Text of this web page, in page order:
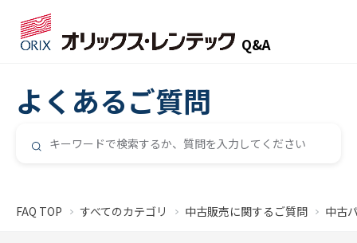
Q&A
よくあるご質問
FAQ TOP すべてのカテゴリ 中古販売に関するご質問 中古